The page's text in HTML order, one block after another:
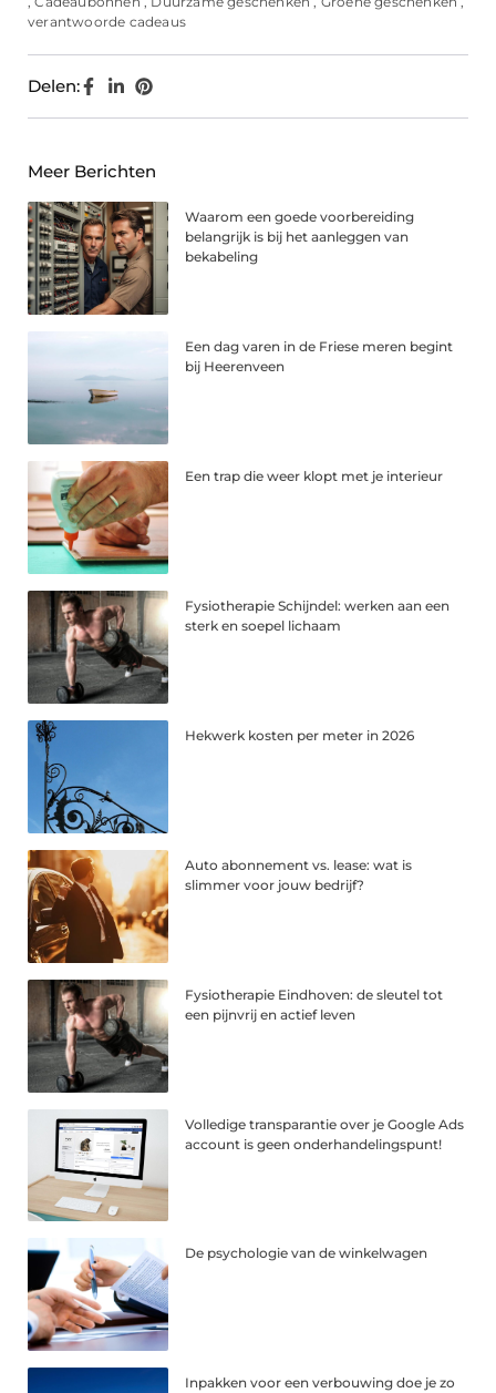
verantwoorde cadeaus
Delen:
Meer Berichten
Waarom een goede voorbereiding
belangrijk is bij het aanleggen van
bekabeling
Een dag varen in de Friese meren begint
bij Heerenveen
Een trap die weer klopt met je interieur
Fysiotherapie Schijndel: werken aan een
sterk en soepel lichaam
Hekwerk kosten per meter in 2026
Auto abonnement vs. lease: wat is
slimmer voor jouw bedrijf?
Fysiotherapie Eindhoven: de sleutel tot
een pijnvrij en actief leven
Volledige transparantie over je Google Ads
account is geen onderhandelingspunt!
De psychologie van de winkelwagen
Inpakken voor een verbouwing doe je zo